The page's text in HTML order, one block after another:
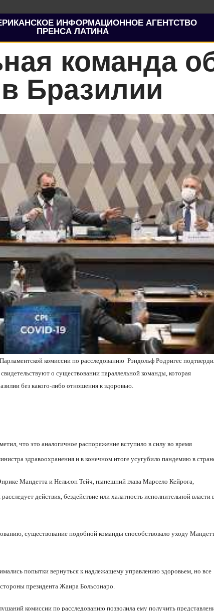
ИНФОРМАЦИОННОЕ АГЕНТСТВО
ПРЕНСА ЛАТИНА
команда
Бразилии
комиссии по расследованию Рэндольф Родригес
о существовании параллельной команды, которая
без какого-либо отношения к здоровью.
что это аналогичное распоряжение вступило в силу во время
здравоохранения и в конечном итоге усугубило пандемию в
Мандетта и Нельсон Тейч, нынешний глава Марсело Кейрога,
действия, бездействие или халатность исполнительной власти
существование подобной команды способствовало уходу
попытки вернуться к надлежащему управлению здоровьем, но все
президента Жаира Больсонаро.
комиссии по расследованию позволила ему получить